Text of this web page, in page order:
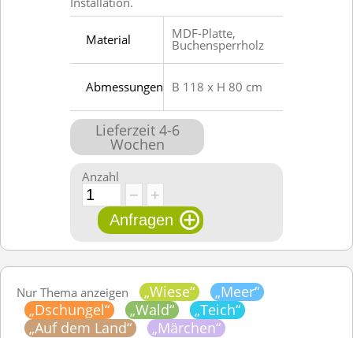
Material MDF-Platte,
Buchensperrholz
Abmessungen B 118 x H 80 cm
Lieferzeit 4-6
Wochen
Anzahl
Nur Thema anzeigen „Wiese“
„Meer“
„Dschungel“
„Wald“
„Teich“
„Auf dem Land“
„Märchen“